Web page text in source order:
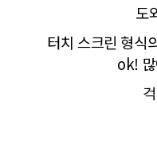
도
터치 스크린 형식
ok!